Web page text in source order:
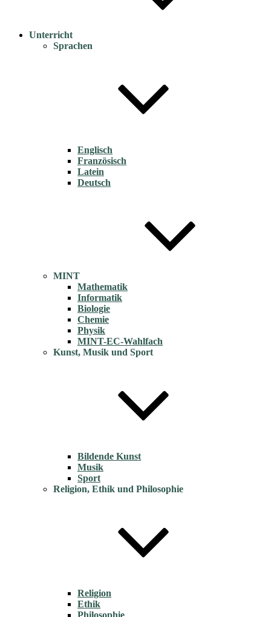
Unterricht
Sprachen
Englisch
Französisch
Latein
Deutsch
MINT
Mathematik
Informatik
Biologie
Chemie
Physik
MINT-EC-Wahlfach
Kunst, Musik und Sport
Bildende Kunst
Musik
Sport
Religion, Ethik und Philosophie
Religion
Ethik
Philosophie